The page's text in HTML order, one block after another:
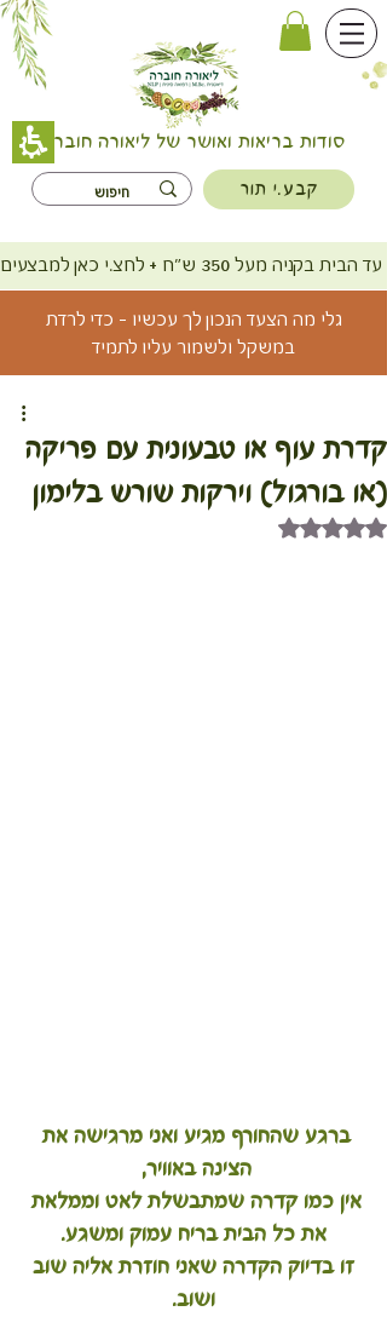
סודות בריאות ואושר של ליאורה חוברה
קבע.י תור
ש"ח + לחצ.י כאן למבצעים
גלי מה הצעד הנכון לך עכשיו - כדי לרדת
במשקל ולשמור עליו לתמיד
קדרת עוף או טבעונית עם פריקה
(או בורגול) וירקות שורש בלימון
דירוג של NaN מתוך 5 כוכבים
ברגע שהחורף מגיע ואני מרגישה את
הצינה באוויר,
אין כמו קדרה שמתבשלת לאט וממלאת
את כל הבית בריח עמוק ומשגע.
זו בדיוק הקדרה שאני חוזרת אליה שוב
ושוב.